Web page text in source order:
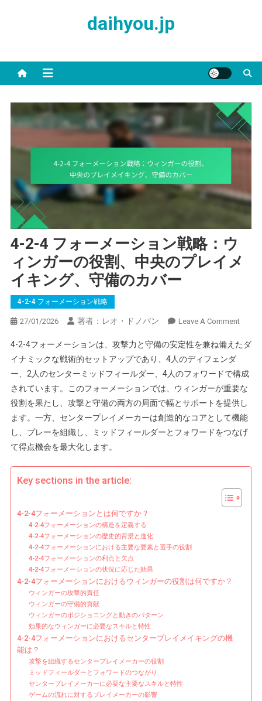
daihyou.jp
4-2-4 フォーメーション戦略：ウ
ィンガーの役割、中央のプレイメ
イキング、守備のカバー
4-2-4 フォーメーション戦略
27/01/2026 著者：レオ・ドノバン Leave A CommentOn
2-
フ
ォ
ー
メ
ー
ン
略：
ウ
4-2-4フォーメーションは、攻撃力と守備の安定性を兼ね備えたダ
イナミックな戦術的セットアップであり、4人のディフェンダ
ー、2人のセンターミッドフィールダー、4人のフォワードで構成
されています。このフォーメーションでは、ウィンガーが重要な
役割を果たし、攻撃と守備の両方の局面で幅とサポートを提供し
ます。一方、センタープレイメーカーは創造的なコアとして機能
し、プレーを組織し、ミッドフィールダーとフォワードをつなげ
て得点機会を最大化します。
Key sections in the article:
4-2-4フォーメーションとは何ですか？
4-2-4フォーメーションの構造を定義する
4-2-4フォーメーションの歴史的背景と進化
4-2-4フォーメーションにおける主要な要素と選手の役割
4-2-4フォーメーションの利点と欠点
4-2-4フォーメーションの状況に応じた効果
4-2-4フォーメーションにおけるウィンガーの役割は何ですか？
ウィンガーの攻撃的責任
ウィンガーの守備的貢献
ウィンガーのポジショニングと動きのパターン
効果的なウィンガーに必要なスキルと特性
4-2-4フォーメーションにおけるセンタープレイメイキングの機
能は？
攻撃を組織するセンタープレイメーカーの役割
ミッドフィールダーとフォワードのつながり
センタープレイメーカーに必要な主要なスキルと特性
ゲームの流れに対するプレイメーカーの影響